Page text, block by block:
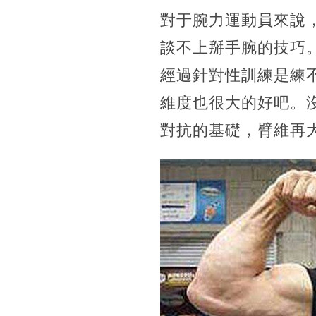
對于腕力運動員來說
談不上掰手腕的技巧
經過針對性訓練是練
維度也很大的好吧。
對抗的基礎，臂維再